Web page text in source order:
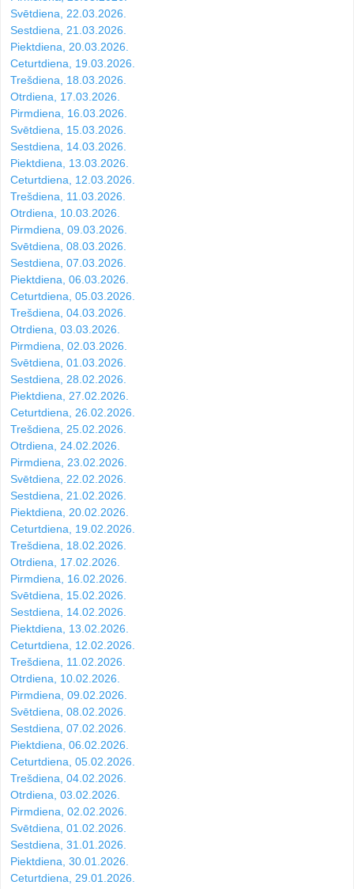
Svētdiena, 22.03.2026.
Sestdiena, 21.03.2026.
Piektdiena, 20.03.2026.
Ceturtdiena, 19.03.2026.
Trešdiena, 18.03.2026.
Otrdiena, 17.03.2026.
Pirmdiena, 16.03.2026.
Svētdiena, 15.03.2026.
Sestdiena, 14.03.2026.
Piektdiena, 13.03.2026.
Ceturtdiena, 12.03.2026.
Trešdiena, 11.03.2026.
Otrdiena, 10.03.2026.
Pirmdiena, 09.03.2026.
Svētdiena, 08.03.2026.
Sestdiena, 07.03.2026.
Piektdiena, 06.03.2026.
Ceturtdiena, 05.03.2026.
Trešdiena, 04.03.2026.
Otrdiena, 03.03.2026.
Pirmdiena, 02.03.2026.
Svētdiena, 01.03.2026.
Sestdiena, 28.02.2026.
Piektdiena, 27.02.2026.
Ceturtdiena, 26.02.2026.
Trešdiena, 25.02.2026.
Otrdiena, 24.02.2026.
Pirmdiena, 23.02.2026.
Svētdiena, 22.02.2026.
Sestdiena, 21.02.2026.
Piektdiena, 20.02.2026.
Ceturtdiena, 19.02.2026.
Trešdiena, 18.02.2026.
Otrdiena, 17.02.2026.
Pirmdiena, 16.02.2026.
Svētdiena, 15.02.2026.
Sestdiena, 14.02.2026.
Piektdiena, 13.02.2026.
Ceturtdiena, 12.02.2026.
Trešdiena, 11.02.2026.
Otrdiena, 10.02.2026.
Pirmdiena, 09.02.2026.
Svētdiena, 08.02.2026.
Sestdiena, 07.02.2026.
Piektdiena, 06.02.2026.
Ceturtdiena, 05.02.2026.
Trešdiena, 04.02.2026.
Otrdiena, 03.02.2026.
Pirmdiena, 02.02.2026.
Svētdiena, 01.02.2026.
Sestdiena, 31.01.2026.
Piektdiena, 30.01.2026.
Ceturtdiena, 29.01.2026.